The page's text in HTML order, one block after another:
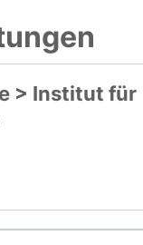
> Institut für